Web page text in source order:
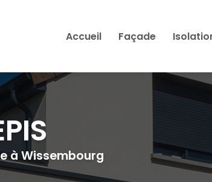
Accueil Façade
à Wissembourg